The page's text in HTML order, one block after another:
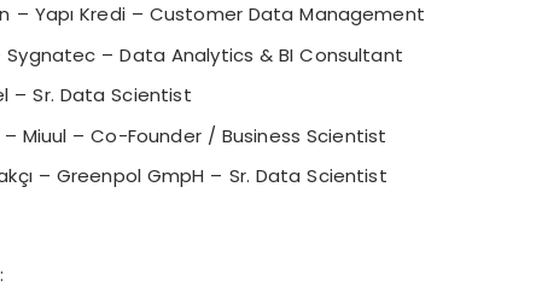
– Yapı Kredi – Customer Data Management
Sygnatec – Data Analytics & BI Consultant
– Sr. Data Scientist
Miuul – Co-Founder / Business Scientist
– Greenpol GmpH – Sr. Data Scientist